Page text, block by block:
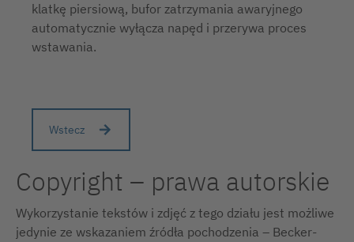
klatkę piersiową, bufor zatrzymania awaryjnego
automatycznie wyłącza napęd i przerywa proces
wstawania.
Wstecz
Copyright – prawa autorskie
Wykorzystanie tekstów i zdjęć z tego działu jest możliwe
jedynie ze wskazaniem źródła pochodzenia – Becker-